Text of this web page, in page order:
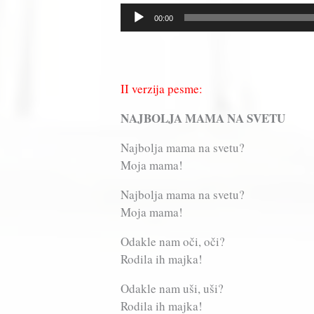
Прегледач
звучних
00:00
II verzija pesme:
NAJBOLJA MAMA NA SVETU
Najbolja mama na svetu?
Moja mama!
Najbolja mama na svetu?
Moja mama!
Odakle nam oči, oči?
Rodila ih majka!
Odakle nam uši, uši?
Rodila ih majka!